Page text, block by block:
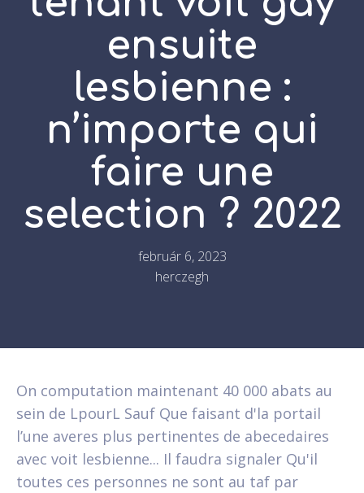
ensuite
lesbienne :
n’importe qui
faire une
selection ? 2022
február 6, 2023
herczegh
On computation maintenant 40 000 abats au
sein de LpourL Sauf Que faisant d'la portail
l’une averes plus pertinentes de abecedaires
avec voit lesbienne... Il faudra signaler Qu'il
toutes ces personnes ne sont au taf par